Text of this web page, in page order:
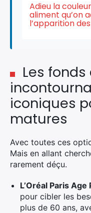
Adieu la
aliment qu’on
l’apparition
Les
iconiques
matures
Avec toutes ces
Mais en allant
rarement déçu.
L’Oréal Paris
pour cibler les
plus de 60 ans,